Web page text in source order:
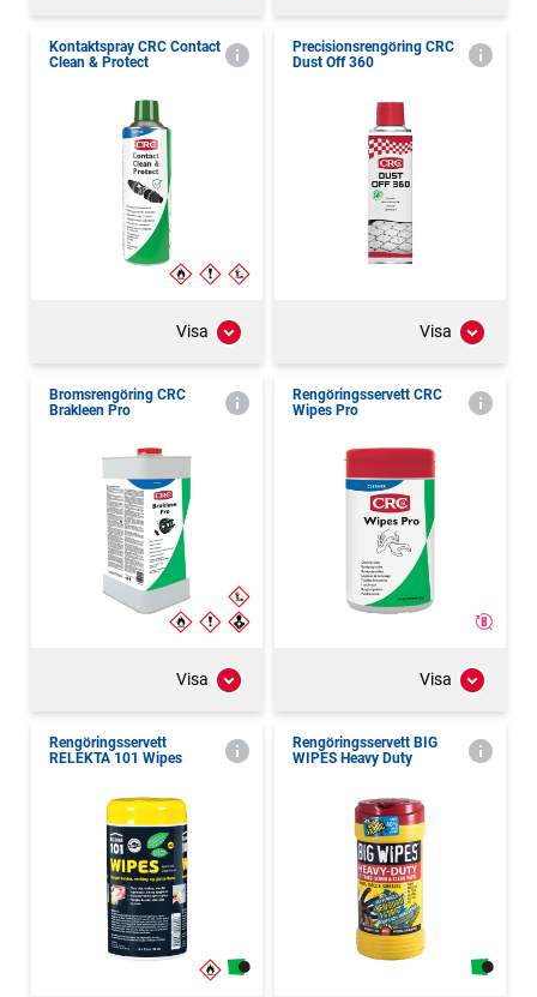
Kontaktspray CRC Contact
Clean & Protect
Visa
Precisionsrengöring CRC
Dust Off 360
Visa
Bromsrengöring CRC
Brakleen Pro
Visa
Rengöringsservett CRC
Wipes Pro
Visa
Rengöringsservett
RELEKTA 101 Wipes
Rengöringsservett BIG
WIPES Heavy Duty